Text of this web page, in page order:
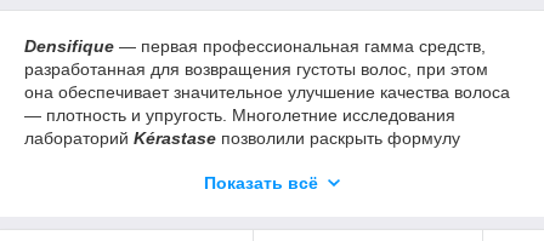
Densifique — первая профессиональная гамма средств,
разработанная для возвращения густоты волос, при этом
она обеспечивает значительное улучшение качества волоса
— плотность и упругость. Многолетние исследования
лабораторий Kérastase позволили раскрыть формулу
возобновления роста спящих волос, гиалуроновая кислота,
глюко-пептиды, восстанавливающие материю волоса и
Показать всё